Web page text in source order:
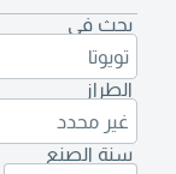
بحث في
تويوتا
الطراز
غير محدد
سنة الصنع